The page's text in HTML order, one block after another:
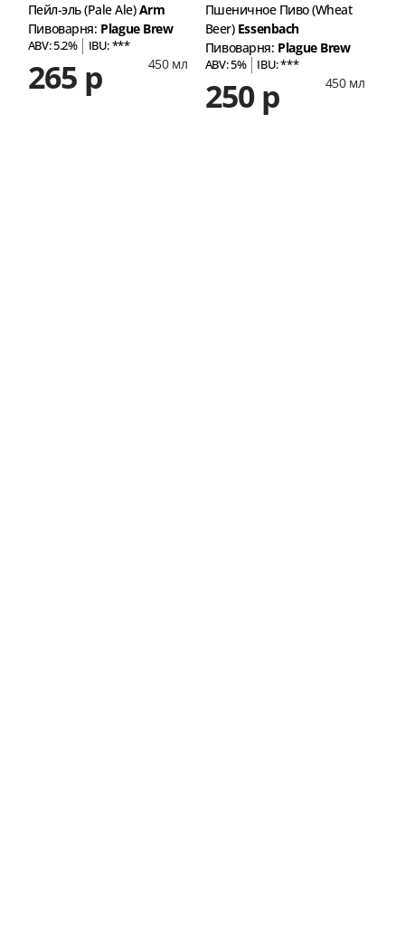
Пейл-эль (Pale Ale)Arm
Пивоварня: Plague Brew
ABV: 5.2% IBU: ***
265 р 450 мл
Пшеничное Пиво (Wheat
Beer) Essenbach
Пивоварня: Plague Brew
ABV: 5% IBU: ***
250 р 450 мл